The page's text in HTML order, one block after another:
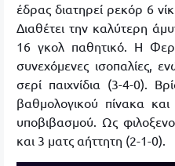
έδρας διατηρεί ρεκόρ 6
Διαθέτει την καλύτερη
16 γκολ παθητικό. Η
συνεχόμενες ισοπαλίες,
σερί παιχνίδια (3-4-0).
βαθμολογικού πίνακα
υποβιβασμού. Ως
και 3 ματς αήττητη (2-1-0).